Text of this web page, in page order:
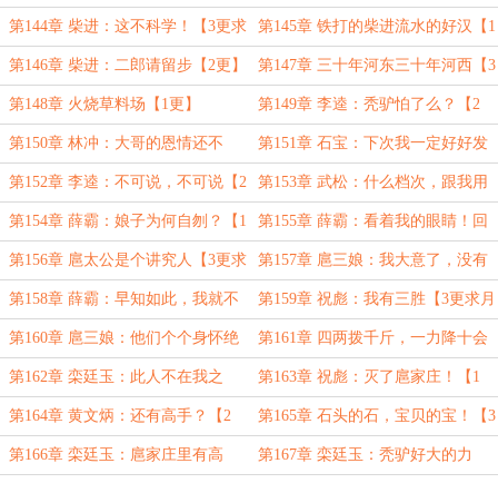
更】 更】
第144章 柴进：这不科学！【3更求
月票】
第145章 铁打的柴进流水的好汉【1
更】
第146章 柴进：二郎请留步【2更】 第147章 三十年河东三十年河西【3
更求月票】
第148章 火烧草料场【1更】 第149章 李逵：秃驴怕了么？【2
更】
第150章 林冲：大哥的恩情还不
完！【3更求月票】
第151章 石宝：下次我一定好好发
挥！【1更】
第152章 李逵：不可说，不可说【2
更】
第153章 武松：什么档次，跟我用
的一样【3更求月票】
第154章 薛霸：娘子为何自刎？【1
更】
第155章 薛霸：看着我的眼睛！回
答我！【2更】
第156章 扈太公是个讲究人【3更求
月票】
第157章 扈三娘：我大意了，没有
闪！【1更】
第158章 薛霸：早知如此，我就不
来了【2更】
第159章 祝彪：我有三胜【3更求月
票】
第160章 扈三娘：他们个个身怀绝
技！【1更】
第161章 四两拨千斤，一力降十会
【2更】
第162章 栾廷玉：此人不在我之
下！【3更求月票】
第163章 祝彪：灭了扈家庄！【1
更】
第164章 黄文炳：还有高手？【2
更】
第165章 石头的石，宝贝的宝！【3
更求月票】
第166章 栾廷玉：扈家庄里有高 第167章 栾廷玉：秃驴好大的力